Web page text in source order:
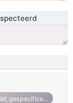
Niet gespecificeerd